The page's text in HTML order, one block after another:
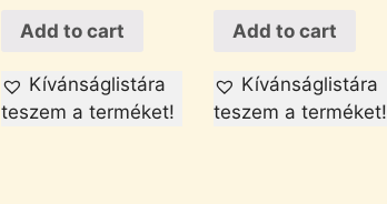
Add to cart
Kívánságlistára
teszem a terméket!
Add to cart
Kívánságlistára
teszem a terméket!